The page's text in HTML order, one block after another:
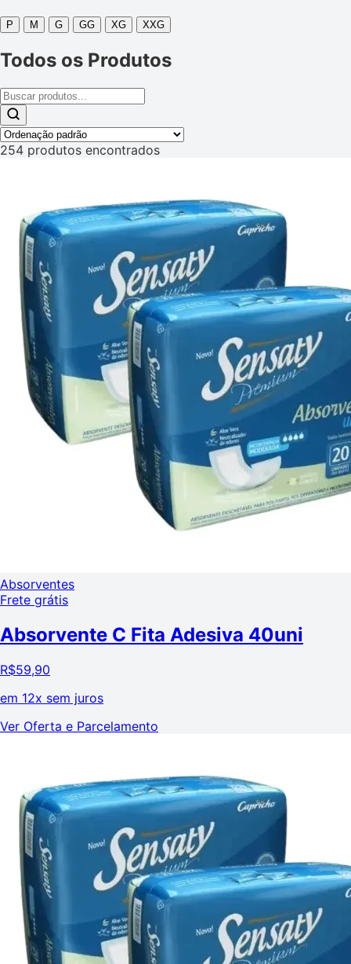
P M G GG XG XXG
Todos os Produtos
254 produtos encontrados
Absorventes
Frete grátis
Absorvente C Fita Adesiva 40uni
R$59,90
em 12x sem juros
Ver Oferta e Parcelamento